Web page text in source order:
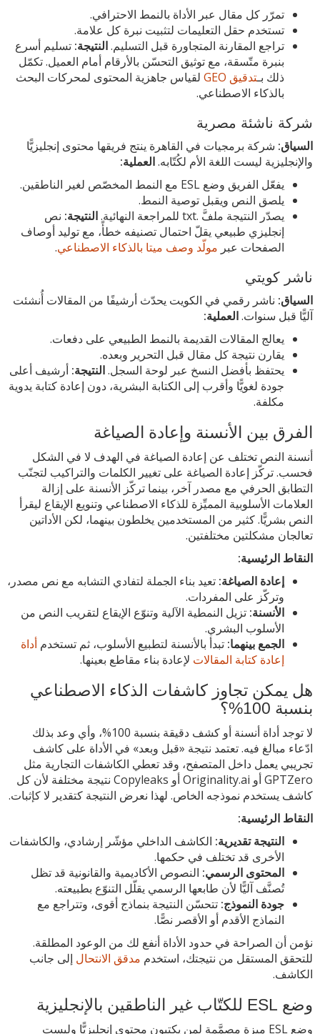
تمرّر كل مقال عبر الأداة بالنمط الاحترافي.
تستخدم حقل التعليمات لتثبيت نبرة كل علامة.
تراجع المقارنة المتجاورة قبل التسليم.النتيجة: تسليم أسرع
بنبرة متّسقة، مع توثيق التحسّن بالأرقام أمام العميل. تكمّل
ذلك بـتدقيق GEO
لقياس جاهزية المحتوى لمحركات البحث
بالذكاء الاصطناعي.
شركة ناشئة مصرية
السياق: شركة برمجيات في القاهرة ينتج فريقها محتوى إنجليزيًّا
والإنجليزية ليست اللغة الأم لكُتّابه.العملية:
يفعّل الفريق وضع ESL مع النمط المخصّص لغير الناطقين.
يلصق النص ويقبل توصية النمط.
يصدّر النتيجة ملفَّ .txt للمراجعة النهائية.
النتيجة: نص
إنجليزي طبيعي يقلّ احتمال تصنيفه خطأً، مع توليد أوصاف
الصفحات عبر مولّد وصف ميتا بالذكاء الاصطناعي.
ناشر كويتي
السياق: ناشر رقمي في الكويت يحدّث أرشيفًا من المقالات أُنشئت
آليًّا قبل سنوات.العملية:
يعالج المقالات القديمة بالنمط الطبيعي على دفعات.
يقارن نتيجة كل مقال قبل التحرير وبعده.
يحتفظ بأفضل النسخ عبر لوحة السجل.النتيجة: أرشيف أعلى
جودة لغويًّا وأقرب إلى الكتابة البشرية، دون إعادة كتابة يدوية
مكلفة.
الفرق بين الأنسنة وإعادة الصياغة
أنسنة النص تختلف عن إعادة الصياغة في الهدف لا في الشكل
فحسب. تركّز إعادة الصياغة على تغيير الكلمات والتراكيب لتجنّب
التطابق الحرفي مع مصدر آخر، بينما تركّز الأنسنة على إزالة
العلامات الأسلوبية المميِّزة للذكاء الاصطناعي وتنويع الإيقاع ليقرأ
النص بشريًّا. كثير من المستخدمين يخلطون بينهما، لكن الأداتين
تعالجان مشكلتين مختلفتين.
النقاط الرئيسية:
إعادة الصياغة: تعيد بناء الجملة لتفادي التشابه مع نص مصدر،
وتركّز على المفردات.
الأنسنة: تزيل النمطية الآلية وتنوّع الإيقاع لتقريب النص من
الأسلوب البشري.
الجمع بينهما: تبدأ بالأنسنة لتطبيع الأسلوب، ثم تستخدم أداة
إعادة كتابة المقالات لإعادة بناء مقاطع بعينها.
هل يمكن تجاوز كاشفات الذكاء الاصطناعي
بنسبة 100%؟
لا توجد أداة أنسنة أو كشف دقيقة بنسبة 100%، وأي وعد بذلك
ادّعاء مبالغ فيه. تعتمد نتيجة «قبل وبعد» في الأداة على كاشف
تجريبي يعمل داخل المتصفح، وقد تعطي الكاشفات التجارية مثل
GPTZero أو Originality.ai أو Copyleaks نتيجة مختلفة لأن كل
كاشف يستخدم نموذجه الخاص. لهذا نعرض النتيجة كتقدير لا كإثبات.
النقاط الرئيسية:
النتيجة تقديرية: الكاشف الداخلي مؤشّر إرشادي، والكاشفات
الأخرى قد تختلف في حكمها.
المحتوى الرسمي: النصوص الأكاديمية والقانونية قد تظل
تُصنَّف آليًّا لأن طابعها الرسمي يقلّل التنوّع بطبيعته.
جودة النموذج: تتحسّن النتيجة بنماذج أقوى، وتتراجع مع
النماذج الأقدم أو الأقصر نصًّا.
نؤمن أن الصراحة في حدود الأداة أنفع لك من الوعود المطلقة.
للتحقق المستقل من نتيجتك، استخدم مدقق الانتحال إلى جانب
الكاشف.
وضع ESL للكتّاب غير الناطقين بالإنجليزية
وضع ESL ميزة مصمَّمة لمن يكتبون محتوى إنجليزيًّا وليست